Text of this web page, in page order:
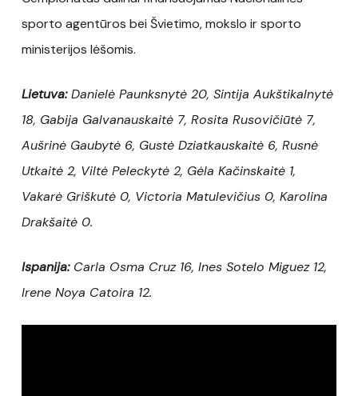
sporto agentūros bei Švietimo, mokslo ir sporto
ministerijos lėšomis.
Lietuva:Danielė Paunksnytė 20, Sintija Aukštikalnytė
18, Gabija Galvanauskaitė 7, Rosita Rusovičiūtė 7,
Aušrinė Gaubytė 6, Gustė Dziatkauskaitė 6, Rusnė
Utkaitė 2, Viltė Peleckytė 2, Gėla Kačinskaitė 1,
Vakarė Griškutė 0, Victoria Matulevičius 0, Karolina
Drakšaitė 0.
Ispanija:Carla Osma Cruz 16, Ines Sotelo Miguez 12,
Irene Noya Catoira 12.